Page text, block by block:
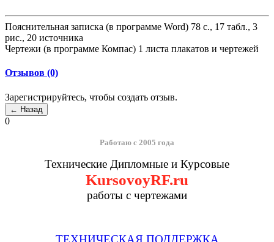
Пояснительная записка (в программе Word) 78 с., 17 табл., 3
рис., 20 источника
Чертежи (в программе Компас) 1 листа плакатов и чертежей
Отзывов (0)
Зарегистрируйтесь, чтобы создать отзыв.
0
Работаю с 2005 года
Технические Дипломные и Курсовые
KursovoyRF.ru
работы с чертежами
ТЕХНИЧЕСКАЯ ПОДДЕРЖКА